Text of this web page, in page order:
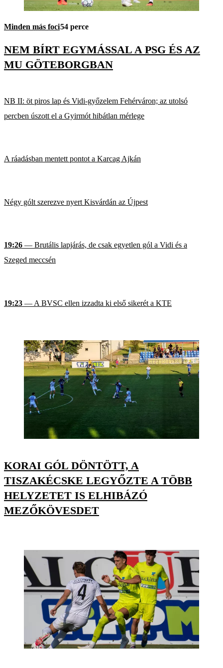
Minden más foci54 perce
NEM BÍRT EGYMÁSSAL A PSG ÉS AZ
MU GÖTEBORGBAN
NB II: öt piros lap és Vidi-győzelem Fehérváron; az utolsó
percben úszott el a Gyirmót hibátlan mérlege
A ráadásban mentett pontot a Karcag Ajkán
Négy gólt szerezve nyert Kisvárdán az Újpest
19:26 — Brutális lapjárás, de csak egyetlen gól a Vidi és a
Szeged meccsén
19:23 — A BVSC ellen izzadta ki első sikerét a KTE
KORAI GÓL DÖNTÖTT, A
TISZAKÉCSKE LEGYŐZTE A TÖBB
HELYZETET IS ELHIBÁZÓ
MEZŐKÖVESDET